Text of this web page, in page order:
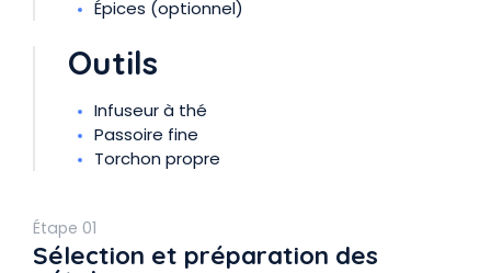
Épices (optionnel)
Outils
Infuseur à thé
Passoire fine
Torchon propre
Étape 01
Sélection et préparation des